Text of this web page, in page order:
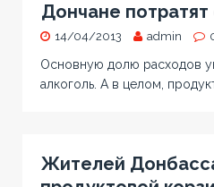
Дончане
14/04/2013 admin
Основную долю расходов
алкоголь. А в целом,
Жителей